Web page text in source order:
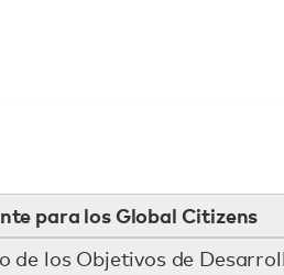
para los Global Citizens
los Objetivos de